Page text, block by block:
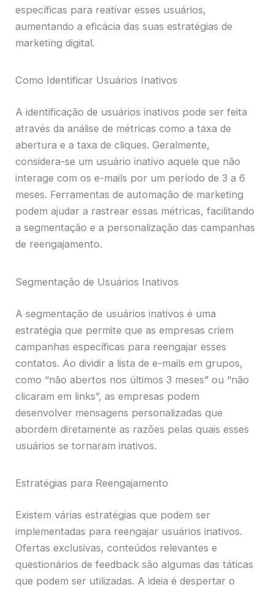
específicas para reativar esses usuários,
aumentando a eficácia das suas estratégias de
marketing digital.
Como Identificar Usuários Inativos
A identificação de usuários inativos pode ser feita
através da análise de métricas como a taxa de
abertura e a taxa de cliques. Geralmente,
considera-se um usuário inativo aquele que não
interage com os e-mails por um período de 3 a 6
meses. Ferramentas de automação de marketing
podem ajudar a rastrear essas métricas, facilitando
a segmentação e a personalização das campanhas
de reengajamento.
Segmentação de Usuários Inativos
A segmentação de usuários inativos é uma
estratégia que permite que as empresas criem
campanhas específicas para reengajar esses
contatos. Ao dividir a lista de e-mails em grupos,
como “não abertos nos últimos 3 meses” ou “não
clicaram em links”, as empresas podem
desenvolver mensagens personalizadas que
abordem diretamente as razões pelas quais esses
usuários se tornaram inativos.
Estratégias para Reengajamento
Existem várias estratégias que podem ser
implementadas para reengajar usuários inativos.
Ofertas exclusivas, conteúdos relevantes e
questionários de feedback são algumas das táticas
que podem ser utilizadas. A ideia é despertar o